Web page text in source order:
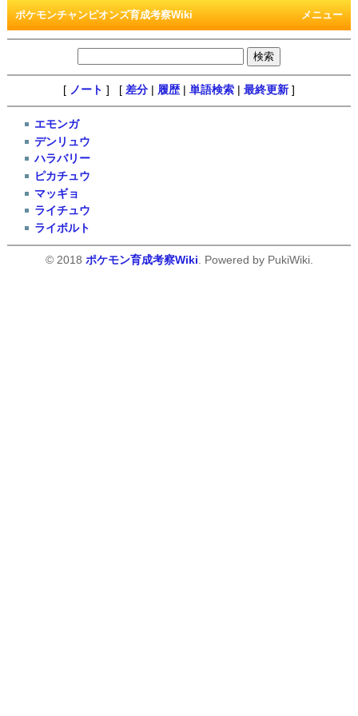
メニュー
ポケモンチャンピオンズ育成考察Wiki
[ ノート ] [ 差分 履歴 単語検索 最終更新 ]
エモンガ
デンリュウ
ハラバリー
ピカチュウ
マッギョ
ライチュウ
ライボルト
© 2018 ポケモン育成考察Wiki. Powered by PukiWiki.